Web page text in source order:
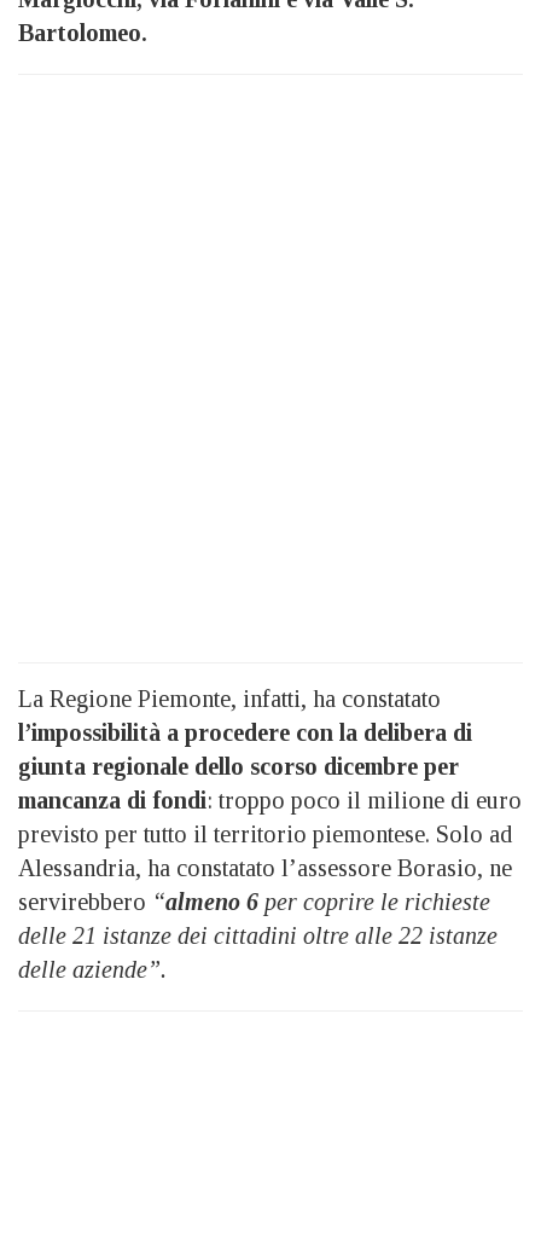
Bartolomeo.
La Regione Piemonte, infatti, ha constatato
l’impossibilità a procedere con la delibera di
giunta regionale dello scorso dicembre per
mancanza di fondi: troppo poco il milione di euro
previsto per tutto il territorio piemontese. Solo ad
Alessandria, ha constatato l’assessore Borasio, ne
servirebbero “almeno 6 per coprire le richieste
delle 21 istanze dei cittadini oltre alle 22 istanze
delle aziende”.